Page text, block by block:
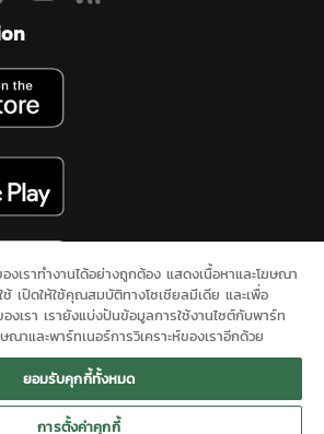
ตคอม&ซีรีส์ ข่าวช่องวัน ผังรายการ
นโยบาย
นตัว
ONEE ติดต่อเรา
งเราทำงานได้อย่างถูกต้อง แสดงเนื้อหาและโฆษณา
เปิดให้ใช้คุณสมบัติทางโซเชียลมีเดีย และเพื่อ
องเรา เรายังแบ่งปันข้อมูลการใช้งานไซต์กับพาร์ท
ณาและพาร์ทเนอร์การวิเคราะห์ของเราอีกด้วย
ยอมรับคุกกี้ทั้งหมด
การตั้งค่าคุกกี้